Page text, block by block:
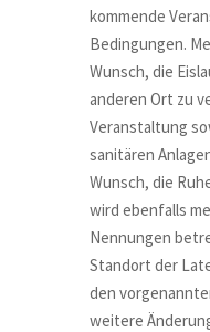
kommende
Bedingungen.
Wunsch, die
anderen Ort zu
Veranstaltung
sanitären
Wunsch, die
wird ebenfalls
Nennungen
Standort der
den
weitere